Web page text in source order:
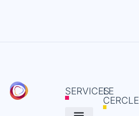
SERVICES
LE
CERCLE